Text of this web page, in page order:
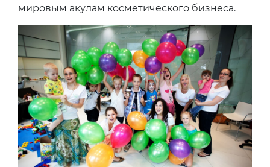
мировым акулам косметического бизнеса.